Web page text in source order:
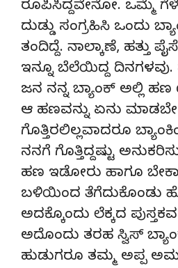
ರೂಪಿಸಿದ್ದವೇನೋ. ಒಮ್ಮೆ
ದುಡ್ಡು ಸಂಗ್ರಹಿಸಿ ಒಂದು
ತಂದಿದ್ದೆ. ನಾಲ್ಕಾಣೆ, ಹತ್ತು
ಇನ್ನೂ ಬೆಲೆಯಿದ್ದ ದಿನಗಳವು.
ಜನ ನನ್ನ ಬ್ಯಾಂಕ್ ಅಲ್ಲಿ ಹಣ
ಆ ಹಣವನ್ನು ಏನು
ಗೊತ್ತಿರಲಿಲ್ಲವಾದರೂ
ನನಗೆ ಗೊತ್ತಿದ್ದಷ್ಟು
ಹಣ ಇಡೋರು ಹಾಗೂ
ಬಳಿಯಿಂದ ತೆಗೆದುಕೊಂಡು
ಅದಕ್ಕೊಂದು ಲೆಕ್ಕದ
ಅದೊಂದು ತರಹ ಸ್ವಿಸ್
ಹುಡುಗರೂ ತಮ್ಮ ಅಪ್ಪ